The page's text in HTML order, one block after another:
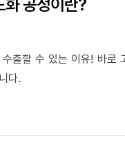
공정이란?
출할 수 있는 이유! 바로
다.